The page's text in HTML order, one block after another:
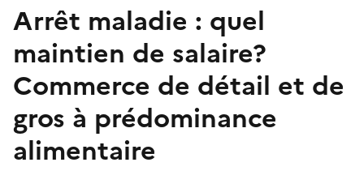
Arrêt maladie : quel
maintien de salaire?
Commerce de détail et de
gros à prédominance
alimentaire